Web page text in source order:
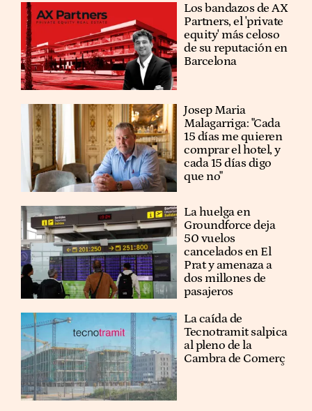
Los bandazos de AX
Partners, el 'private
equity' más celoso
de su reputación en
Barcelona
​​Josep Maria
Malagarriga: "Cada
15 días me quieren
comprar el hotel, y
cada 15 días digo
que no"
La huelga en
Groundforce deja
50 vuelos
cancelados en El
Prat y amenaza a
dos millones de
pasajeros
La caída de
Tecnotramit salpica
al pleno de la
Cambra de Comerç